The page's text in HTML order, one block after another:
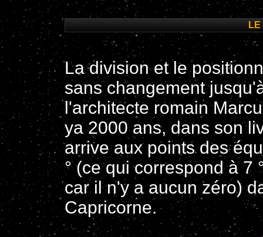
La division et le
sans changement
l'architecte romain
ya 2000 ans, dans son
arrive aux points des
° (ce qui correspond à 7
car il n'y a aucun zéro)
Capricorne.